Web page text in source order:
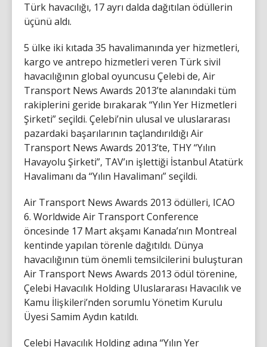
Türk havacılığı, 17 ayrı dalda dağıtılan ödüllerin
üçünü aldı.
5 ülke iki kıtada 35 havalimanında yer hizmetleri,
kargo ve antrepo hizmetleri veren Türk sivil
havacılığının global oyuncusu Çelebi de, Air
Transport News Awards 2013’te alanındaki tüm
rakiplerini geride bırakarak “Yılın Yer Hizmetleri
Şirketi” seçildi. Çelebi’nin ulusal ve uluslararası
pazardaki başarılarının taçlandırıldığı Air
Transport News Awards 2013’te, THY “Yılın
Havayolu Şirketi”, TAV’ın işlettiği İstanbul Atatürk
Havalimanı da “Yılın Havalimanı” seçildi.
Air Transport News Awards 2013 ödülleri, ICAO
6. Worldwide Air Transport Conference
öncesinde 17 Mart akşamı Kanada’nın Montreal
kentinde yapılan törenle dağıtıldı. Dünya
havacılığının tüm önemli temsilcilerini buluşturan
Air Transport News Awards 2013 ödül törenine,
Çelebi Havacılık Holding Uluslararası Havacılık ve
Kamu İlişkileri’nden sorumlu Yönetim Kurulu
Üyesi Samim Aydın katıldı.
Çelebi Havacılık Holding adına “Yılın Yer